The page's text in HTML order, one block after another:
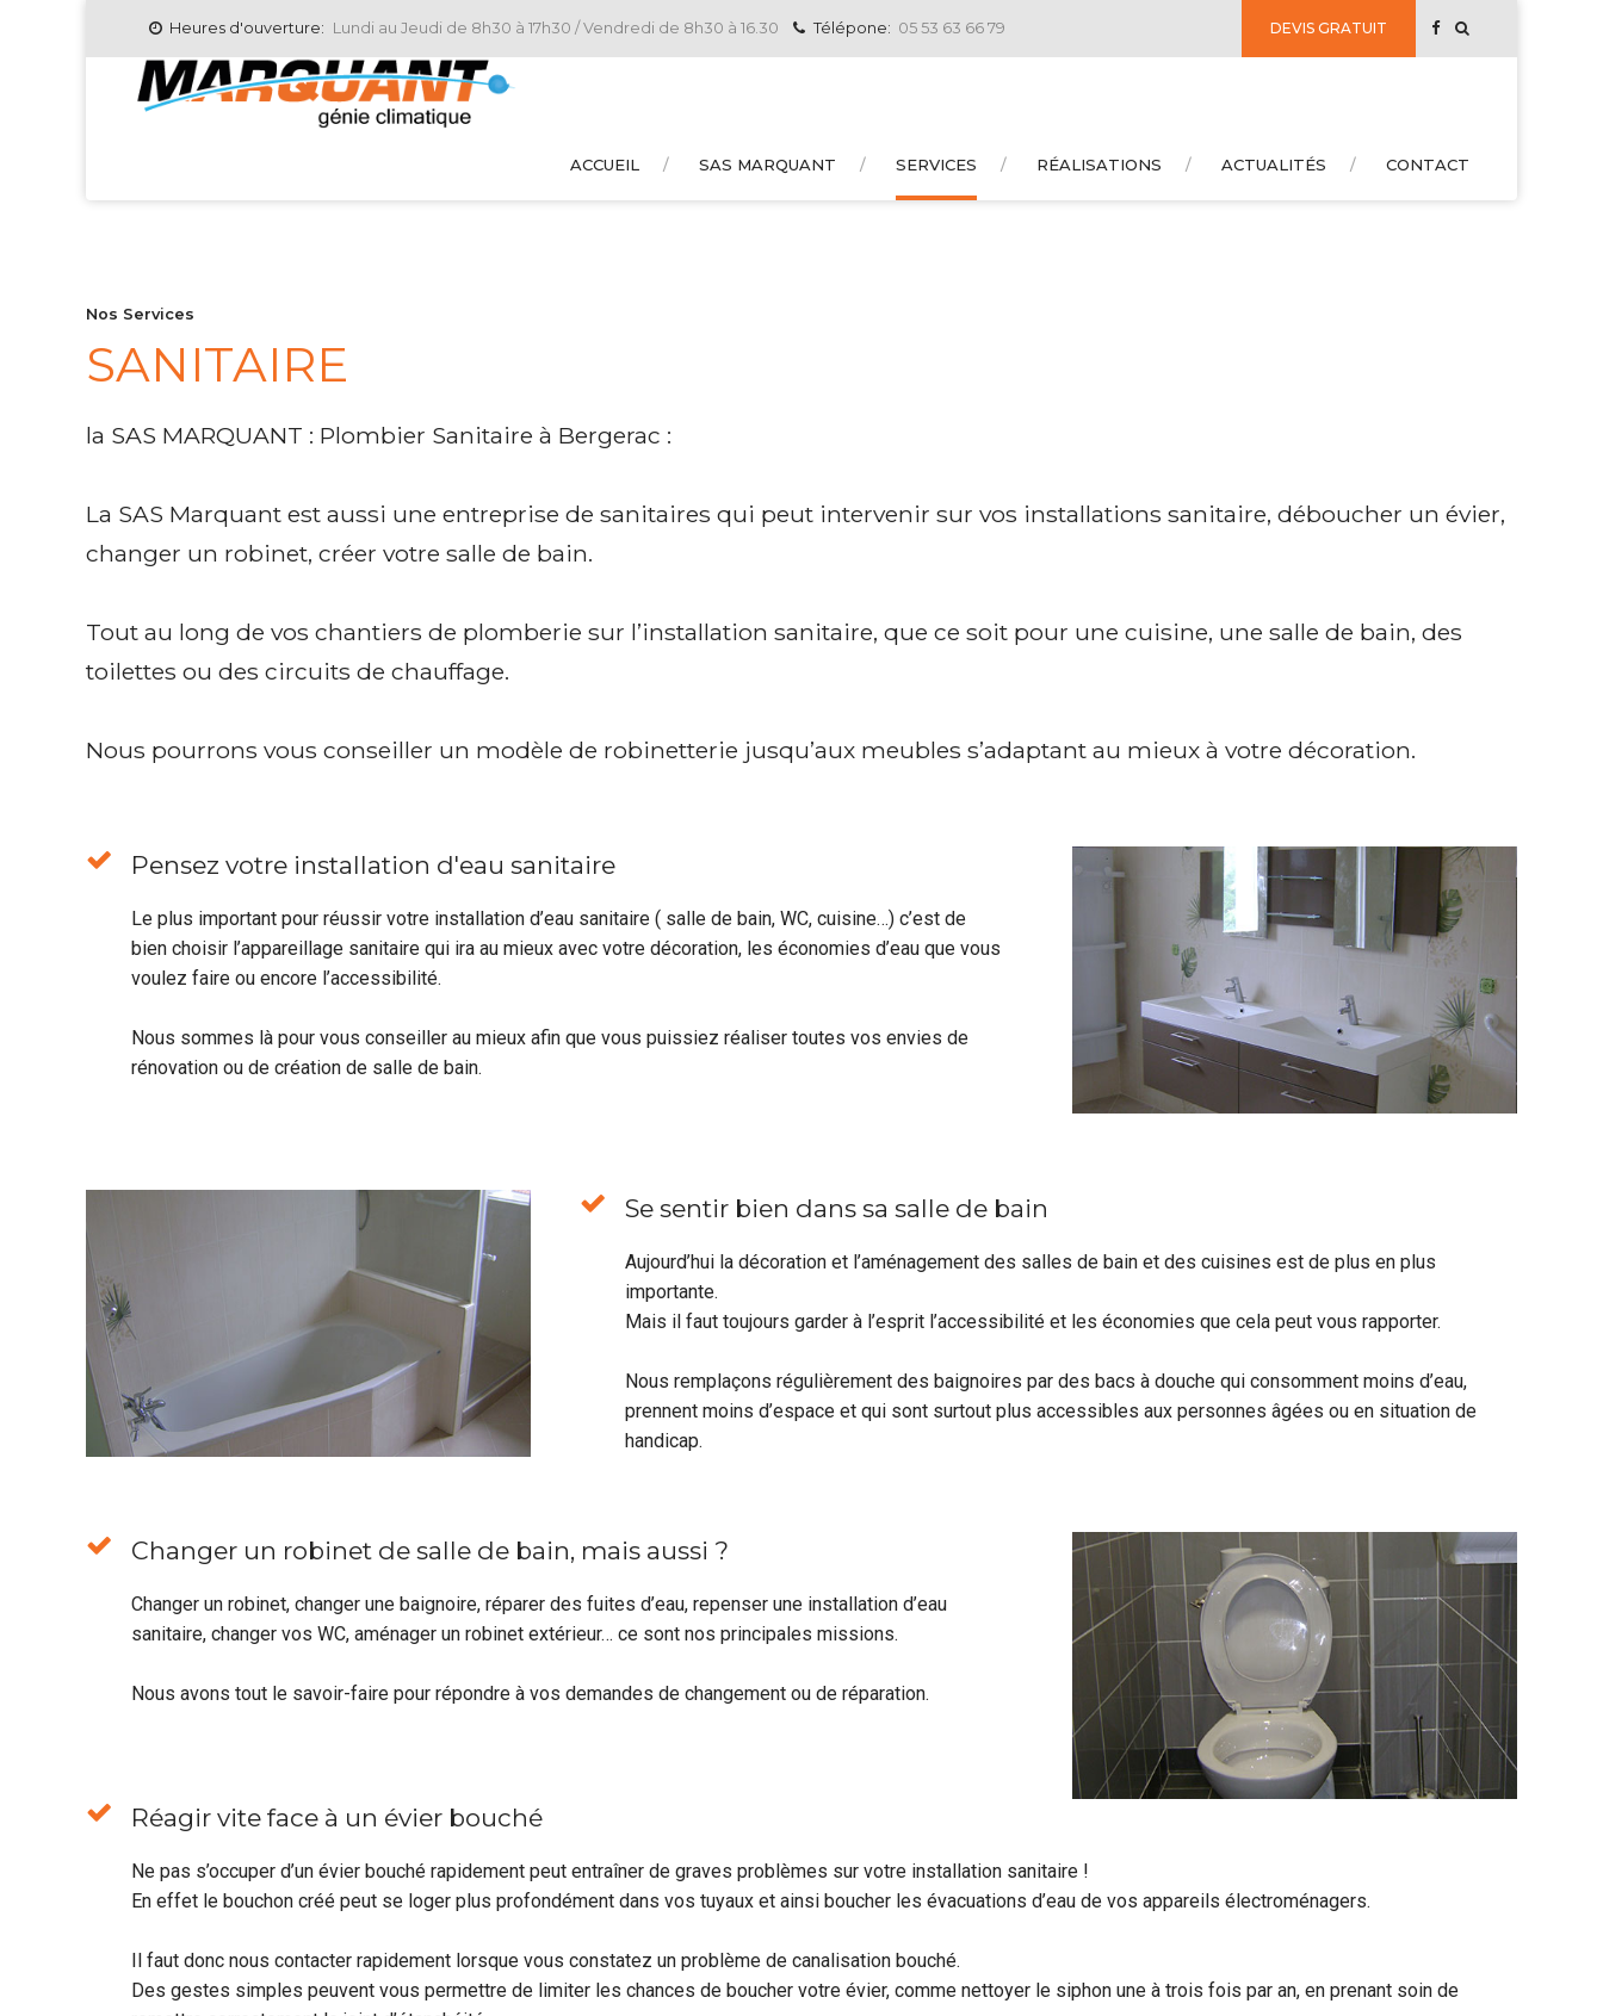
Heures d'ouverture: Lundi au Jeudi de 8h30 à 17h30 / Vendredi de 8h30 à 16.30 Télépone: 05 53 63 66 79 DEVIS GRATUIT
ACCUEIL SAS MARQUANT SERVICES RÉALISATIONS ACTUALITÉS CONTACT
Nos Services
SANITAIRE
la SAS MARQUANT : Plombier Sanitaire à Bergerac :
La SAS Marquant est aussi une entreprise de sanitaires qui peut intervenir sur vos installations sanitaire, déboucher un évier,
changer un robinet, créer votre salle de bain.
Tout au long de vos chantiers de plomberie sur l’installation sanitaire, que ce soit pour une cuisine, une salle de bain, des
toilettes ou des circuits de chauffage.
Nous pourrons vous conseiller un modèle de robinetterie jusqu’aux meubles s’adaptant au mieux à votre décoration.
Pensez votre installation d'eau sanitaire
Le plus important pour réussir votre installation d’eau sanitaire ( salle de bain, WC, cuisine…) c’est de
bien choisir l’appareillage sanitaire qui ira au mieux avec votre décoration, les économies d’eau que vous
voulez faire ou encore l’accessibilité.
Nous sommes là pour vous conseiller au mieux afin que vous puissiez réaliser toutes vos envies de
rénovation ou de création de salle de bain.
Se sentir bien dans sa salle de bain
Aujourd’hui la décoration et l’aménagement des salles de bain et des cuisines est de plus en plus
importante.
Mais il faut toujours garder à l’esprit l’accessibilité et les économies que cela peut vous rapporter.
Nous remplaçons régulièrement des baignoires par des bacs à douche qui consomment moins d’eau,
prennent moins d’espace et qui sont surtout plus accessibles aux personnes âgées ou en situation de
handicap.
Changer un robinet de salle de bain, mais aussi ?
Changer un robinet, changer une baignoire, réparer des fuites d’eau, repenser une installation d’eau
sanitaire, changer vos WC, aménager un robinet extérieur… ce sont nos principales missions.
Nous avons tout le savoir-faire pour répondre à vos demandes de changement ou de réparation.
Réagir vite face à un évier bouché
Ne pas s’occuper d’un évier bouché rapidement peut entraîner de graves problèmes sur votre installation sanitaire !
En effet le bouchon créé peut se loger plus profondément dans vos tuyaux et ainsi boucher les évacuations d’eau de vos appareils électroménagers.
Il faut donc nous contacter rapidement lorsque vous constatez un problème de canalisation bouché.
Des gestes simples peuvent vous permettre de limiter les chances de boucher votre évier, comme nettoyer le siphon une à trois fois par an, en prenant soin de